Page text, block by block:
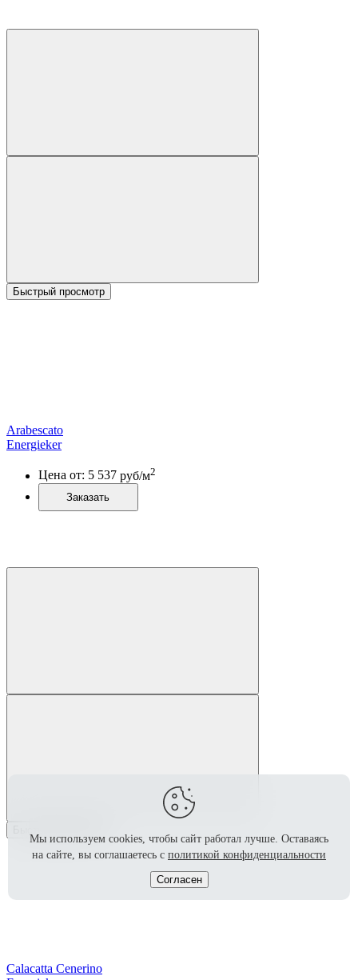
Быстрый просмотр
Arabescato
Energieker
Цена от: 5 537 руб/м2
Заказать
Calacatta Cenerino
Мы используем cookies, чтобы сайт работал лучше. Оставаясь
на сайте, вы соглашаетесь с политикой конфиденциальности
Согласен